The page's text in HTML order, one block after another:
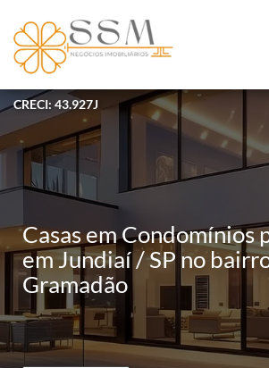
CRECI: 43.927J
Casas em Condomínios
em Jundiaí / SP no
Gramadão